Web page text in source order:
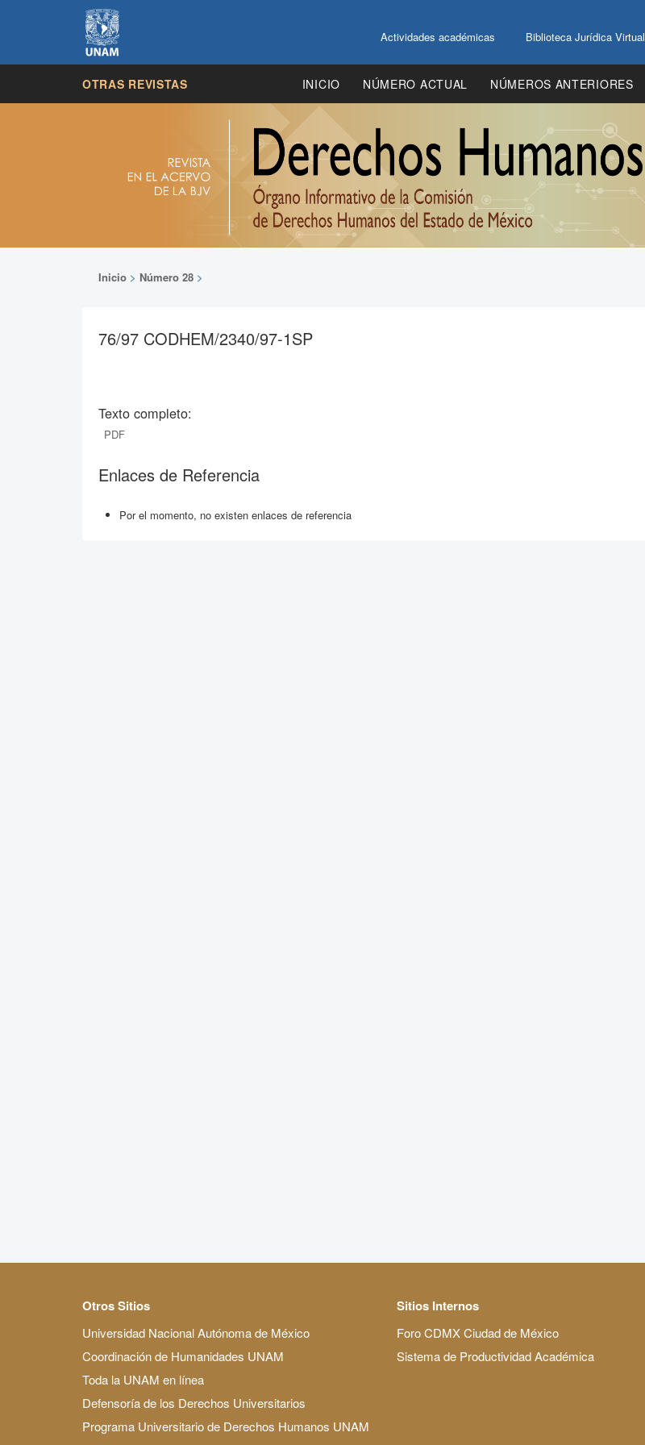
Actividades académicas Biblioteca Jurídica Virtual
OTRAS REVISTAS INICIO NÚMERO ACTUAL NÚMEROS ANTERIORES
Inicio > Número 28 >
76/97 CODHEM/2340/97-1SP
Texto completo:
PDF
Enlaces de Referencia
Por el momento, no existen enlaces de referencia
Otros Sitios
Universidad Nacional Autónoma de México
Coordinación de Humanidades UNAM
Toda la UNAM en línea
Defensoría de los Derechos Universitarios
Programa Universitario de Derechos Humanos UNAM
Sitios Internos
Foro CDMX Ciudad de México
Sistema de Productividad Académica